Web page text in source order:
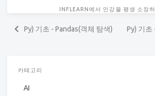
INFLEARN에서 인강을 평생 소장
Py) 기초 - Pandas(객체 탐색) Py) 기초
카테고리
AI